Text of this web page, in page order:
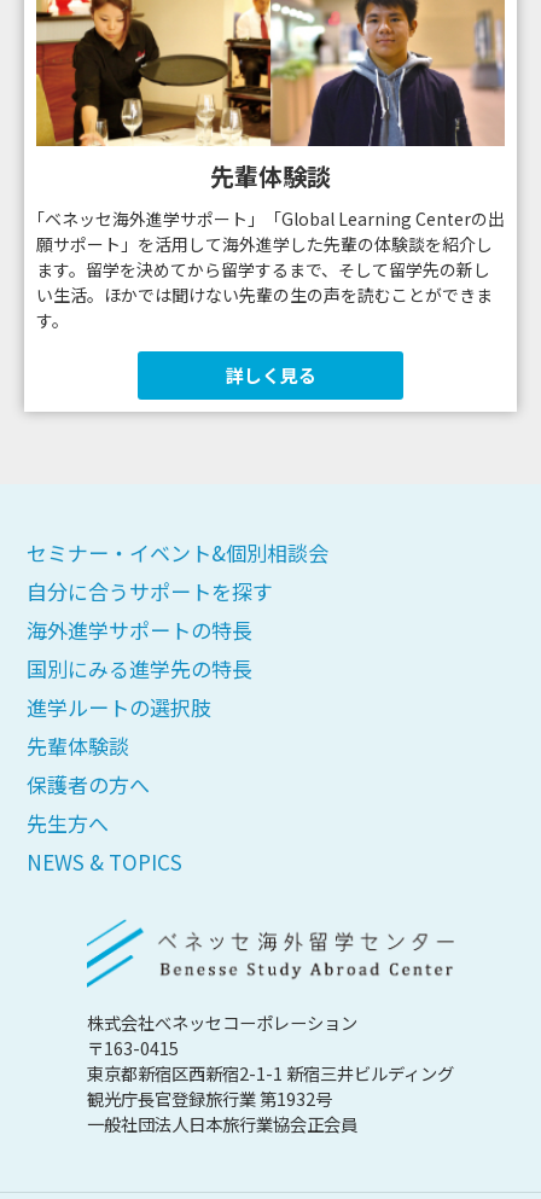
先輩体験談
｢ベネッセ海外進学サポート」「Global Learning Centerの出
願サポート」を活用して海外進学した先輩の体験談を紹介し
ます。留学を決めてから留学するまで、そして留学先の新し
い生活。ほかでは聞けない先輩の生の声を読むことができま
す。
詳しく見る
セミナー・イベント&個別相談会
自分に合うサポートを探す
海外進学サポートの特長
国別にみる進学先の特長
進学ルートの選択肢
先輩体験談
保護者の方へ
先生方へ
NEWS & TOPICS
株式会社べネッセコーポレーション
〒163-0415
東京都新宿区西新宿2-1-1 新宿三井ビルディング
観光庁長官登録旅行業 第1932号
一般社団法人日本旅行業協会正会員